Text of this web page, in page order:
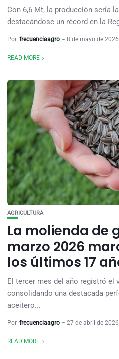
Con 6,6 Mt, la producción sería
destacándose un récord en la
Por frecuenciaagro 8 de mayo de 2026
READ MORE
AGRICULTURA
La molienda de
marzo 2026
los últimos 17
El tercer mes del año registró el
consolidando una destacada
aceitero...
Por frecuenciaagro 27 de abril de 2026
READ MORE